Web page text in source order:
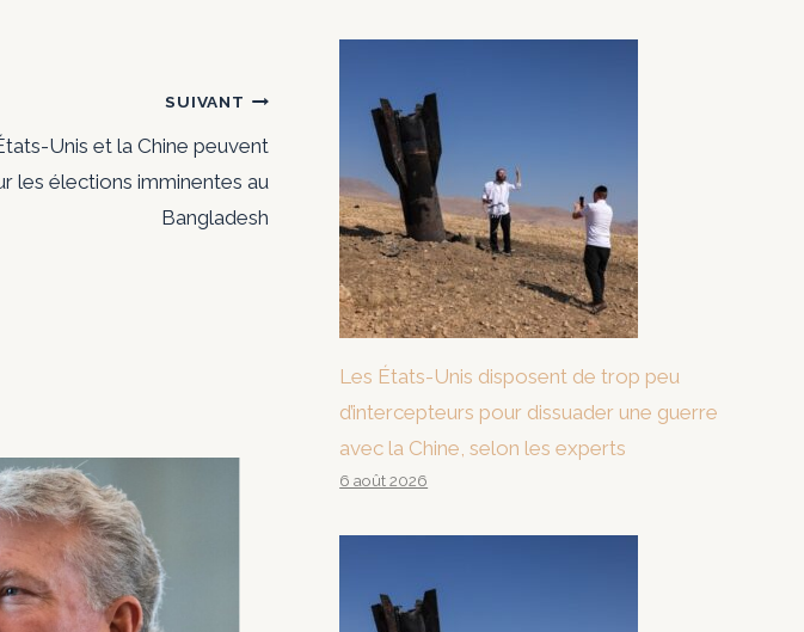
SUIVANT
Unis et la Chine peuvent
les élections imminentes au
Bangladesh
Les États-Unis disposent de trop peu
d’intercepteurs pour dissuader une guerre
avec la Chine, selon les experts
6 août 2026